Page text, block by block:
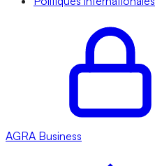
AGRA Business